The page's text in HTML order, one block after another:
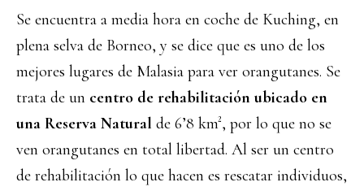
Se encuentra a media hora en coche de Kuching, en
plena selva de Borneo, y se dice que es uno de los
mejores lugares de Malasia para ver orangutanes. Se
trata de un centro de rehabilitación ubicado en
una Reserva Natural de 6’8 km², por lo que no se
ven orangutanes en total libertad. Al ser un centro
de rehabilitación lo que hacen es rescatar individuos,